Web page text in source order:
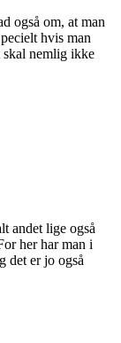
også om, at man
hvis man
nemlig ikke
andet lige også
her har man i
det er jo også